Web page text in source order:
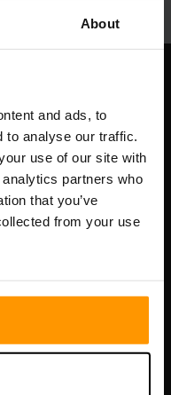
About
and ads, to
analyse our traffic.
use of our site with
partners who
that you’ve
from your use
linnaosa,